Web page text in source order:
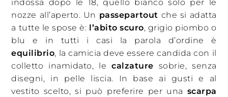
indossa dopo le 18, quello bianco solo per le
nozze all’aperto. Un passepartout che si adatta
a tutte le spose è: l’abito scuro, grigio piombo o
blu e in tutti i casi la parola d’ordine è
equilibrio, la camicia deve essere candida con il
colletto inamidato, lecalzature sobrie, senza
disegni, in pelle liscia. In base ai gusti e al
vestito scelto, si può preferire per una scarpa